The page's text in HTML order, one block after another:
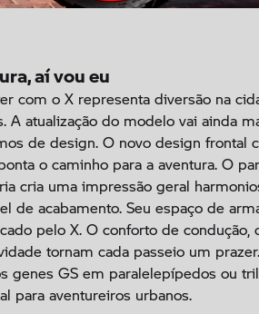
aí vou eu
com o X representa diversão na
A atualização do modelo vai ainda
de design. O novo design frontal
o caminho para a aventura. O
cria uma impressão geral
de acabamento. Seu espaço de
pelo X. O conforto de condução,
tornam cada passeio um
genes GS em paralelepípedos ou
para aventureiros urbanos.